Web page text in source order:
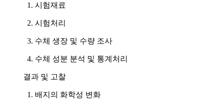
1. 시험재료
2. 시험처리
3. 수체 생장 및 수량 조사
4. 수체 성분 분석 및 통계처리
결과 및 고찰
1. 배지의 화학성 변화